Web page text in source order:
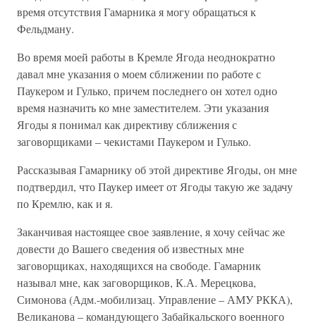
время отсутствия Гамарника я могу обращаться к
Фельдману.
Во время моей работы в Кремле Ягода неоднократно
давал мне указания о моем сближении по работе с
Паукером и Гулько, причем последнего он хотел одно
время назначить ко мне заместителем. Эти указания
Ягоды я понимал как директиву сближения с
заговорщиками – чекистами Паукером и Гулько.
Рассказывая Гамарнику об этой директиве Ягоды, он мне
подтвердил, что Паукер имеет от Ягоды такую же задачу
по Кремлю, как и я.
Заканчивая настоящее свое заявление, я хочу сейчас же
довести до Вашего сведения об известных мне
заговорщиках, находящихся на свободе. Гамарник
называл мне, как заговорщиков, К.А. Мерецкова,
Симонова (Адм.-мобилизац. Управление – АМУ РККА),
Великанова – командующего Забайкальского военного